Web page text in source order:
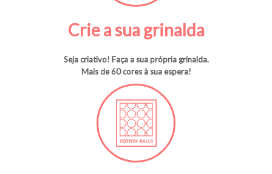
Crie a sua grinalda
Seja criativo! Faça a sua própria grinalda.
Mais de 60 cores à sua espera!